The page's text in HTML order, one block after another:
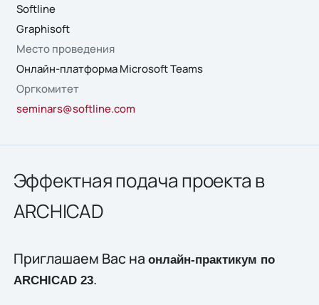
Softline
Graphisoft
Место проведения
Онлайн-платформа Microsoft Teams
Оргкомитет
seminars@softline.com
Эффектная подача проекта в
ARCHICAD
Приглашаем Вас на онлайн-практикум по
ARCHICAD 23.